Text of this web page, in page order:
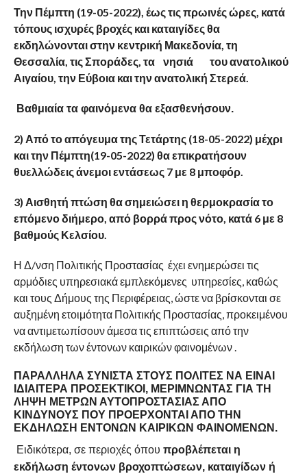
Την Πέμπτη (19-05-2022), έως τις πρωινές ώρες, κατά
τόπους ισχυρές βροχές και καταιγίδεςθα
εκδηλώνονται στην κεντρική Μακεδονία, τη
Θεσσαλία, τις Σποράδες, τα νησιά τουανατολικού
Αιγαίου, την Εύβοια και την ανατολική Στερεά.
Βαθμιαία τα φαινόμενα θα εξασθενήσουν.
2) Από το απόγευμα της Τετάρτης (18-05-2022) μέχρι
και την Πέμπτη(19-05-2022) θα επικρατήσουν
θυελλώδεις άνεμοι εντάσεως 7 με 8 μποφόρ.
3) Αισθητή πτώση θα σημειώσει η θερμοκρασία το
επόμενο διήμερο, από βορρά προς νότο, κατά 6 με 8
βαθμούς Κελσίου.
Η Δ/νση Πολιτικής Προστασίας έχει ενημερώσει τις
αρμόδιες υπηρεσιακά εμπλεκόμενες υπηρεσίες, καθώς
και τους Δήμους της Περιφέρειας, ώστε να βρίσκονται σε
αυξημένη ετοιμότητα Πολιτικής Προστασίας, προκειμένου
να αντιμετωπίσουν άμεσα τις επιπτώσεις από την
εκδήλωση των έντονων καιρικών φαινομένων .
ΠΑΡΆΛΛΗΛΑ ΣΥΝΙΣΤΆ ΣΤΟΥΣ ΠΟΛΊΤΕΣ ΝΑ ΕΊΝΑΙ
ΙΔΙΑΊΤΕΡΑ ΠΡΟΣΕΚΤΙΚΟΊ, ΜΕΡΙΜΝΏΝΤΑΣ ΓΙΑ ΤΗ
ΛΉΨΗ ΜΈΤΡΩΝ ΑΥΤΟΠΡΟΣΤΑΣΊΑΣ ΑΠΌ
ΚΙΝΔΎΝΟΥΣ ΠΟΥ ΠΡΟΈΡΧΟΝΤΑΙ ΑΠΌ ΤΗΝ
ΕΚΔΉΛΩΣΗ ΈΝΤΟΝΩΝ ΚΑΙΡΙΚΏΝ ΦΑΙΝΟΜΈΝΩΝ.
Ειδικότερα, σε περιοχές όπου προβλέπεται η
εκδήλωση έντονων βροχοπτώσεων, καταιγίδων ή